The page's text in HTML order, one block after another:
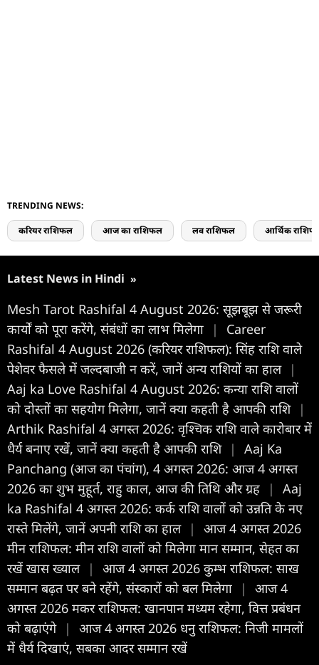
TRENDING NEWS:
करियर राशिफल आज का राशिफल लव राशिफल आर्थिक
Latest News in Hindi »
Mesh Tarot Rashifal 4 August 2026: सूझबूझ से जरूरी
कार्यों को पूरा करेंगे, संबंधों का लाभ मिलेगा
|
Career
Rashifal 4 August 2026 (करियर राशिफल): सिंह राशि वाले
पेशेवर फैसले में जल्दबाजी न करें, जानें अन्य राशियों का हाल |
Aaj ka Love Rashifal 4 August 2026: कन्या राशि वालों
को दोस्तों का सहयोग मिलेगा, जानें क्या कहती है आपकी राशि |
Arthik Rashifal 4 अगस्त 2026: वृश्चिक राशि वाले कारोबार में
धैर्य बनाए रखें, जानें क्या कहती है आपकी राशि |
Aaj Ka
Panchang (आज का पंचांग), 4 अगस्त 2026: आज 4 अगस्त
2026 का शुभ मुहूर्त, राहु काल, आज की तिथि और ग्रह
|
Aaj
ka Rashifal 4 अगस्त 2026: कर्क राशि वालों को उन्नति के नए
रास्ते मिलेंगे, जानें अपनी राशि का हाल |
आज 4 अगस्त 2026
मीन राशिफल: मीन राशि वालों को मिलेगा मान सम्मान, सेहत का
रखें खास ख्याल |
आज 4 अगस्त 2026 कुम्भ राशिफल: साख
सम्मान बढ़त पर बने रहेंगे, संस्कारों को बल मिलेगा
|
आज 4
अगस्त 2026 मकर राशिफल: खानपान मध्यम रहेगा, वित्त प्रबंधन
को बढ़ाएंगे |
आज 4 अगस्त 2026 धनु राशिफल: निजी मामलों
में धैर्य दिखाएं, सबका आदर सम्मान रखें